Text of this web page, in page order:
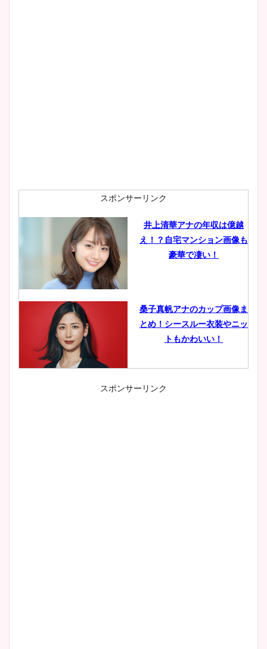
スポンサーリンク
井上清華アナの年収は億越
え！？自宅マンション画像も
豪華で凄い！
桑子真帆アナのカップ画像ま
とめ！シースルー衣装やニッ
トもかわいい！
小室瑛莉子のカップ画像まと
スポンサーリンク